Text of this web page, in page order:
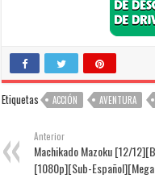
Etiquetas ACCIÓN AVENTURA
Anterior
Machikado Mazoku [12/
[1080p][Sub-